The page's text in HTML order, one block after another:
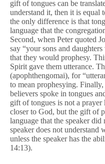
gift of tongues can be
understand it, then it is equal
the only difference is that
language that the
Second, when Peter quoted
say “your sons and
that they would prophesy.
Spirit gave them utterance.
(apophthengomai), for
to mean prophesying.
believers spoke in tongues
gift of tongues is not a prayer
closer to God, but the gift of
language that the speaker
speaker does not understand
unless the speaker has the
14:13).